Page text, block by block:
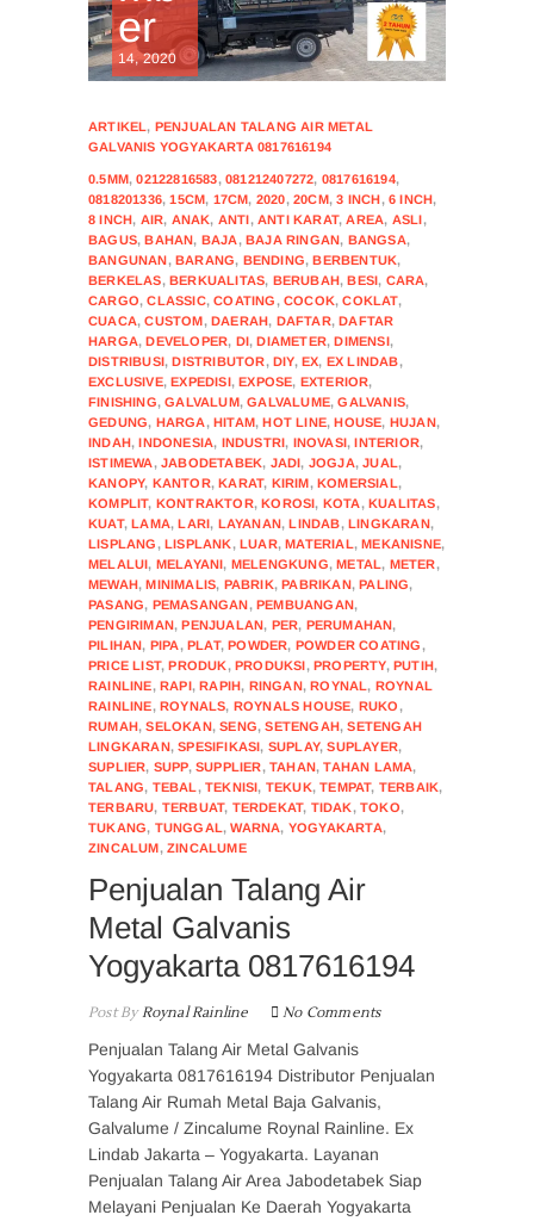
er
14, 2020
ARTIKEL, PENJUALAN TALANG AIR METAL
GALVANIS YOGYAKARTA 0817616194
0.5MM,02122816583,081212407272, 0817616194,
0818201336,15CM, 17CM, 2020,20CM,3 INCH, 6 INCH,
8 INCH, AIR, ANAK, ANTI,ANTI KARAT,AREA, ASLI,
BAGUS,BAHAN, BAJA,BAJA RINGAN, BANGSA,
BANGUNAN,BARANG, BENDING,BERBENTUK,
BERKELAS,BERKUALITAS, BERUBAH,BESI, CARA,
CARGO,CLASSIC,COATING ,COCOK,COKLAT,
CUACA,CUSTOM,DAERAH, DAFTAR,DAFTAR
HARGA,DEVELOPER, DI,DIAMETER,DIMENSI,
DISTRIBUSI,DISTRIBUTOR,DIY,EX, EX LINDAB,
EXCLUSIVE,EXPEDISI,EXPOSE, EXTERIOR,
FINISHING,GALVALUM,GALVALUME,GALVANIS,
GEDUNG, HARGA,HITAM,HOT LINE,HOUSE, HUJAN,
INDAH,INDONESIA, INDUSTRI, INOVASI,INTERIOR,
ISTIMEWA,JABODETABEK, JADI, JOGJA,JUAL,
KANOPY, KANTOR,KARAT, KIRIM,KOMERSIAL,
KOMPLIT, KONTRAKTOR,KOROSI, KOTA,KUALITAS,
KUAT,LAMA,LARI, LAYANAN,LINDAB,LINGKARAN,
LISPLANG ,LISPLANK,LUAR,MATERIAL,MEKANISNE,
MELALUI, MELAYANI, MELENGKUNG,METAL, METER,
MEWAH,MINIMALIS, PABRIK,PABRIKAN,PALING,
PASANG, PEMASANGAN,PEMBUANGAN,
PENGIRIMAN,PENJUALAN, PER, PERUMAHAN,
PILIHAN, PIPA,PLAT,POWDER, POWDER COATING ,
PRICE LIST,PRODUK,PRODUKSI,PROPERTY,PUTIH,
RAINLINE,RAPI,RAPIH, RINGAN,ROYNAL, ROYNAL
RAINLINE,ROYNALS, ROYNALS HOUSE, RUKO ,
RUMAH,SELOKAN,SENG,SETENGAH,SETENGAH
LINGKARAN,SPESIFIKASI, SUPLAY,SUPLAYER,
SUPLIER, SUPP,SUPPLIER,TAHAN,TAHAN LAMA,
TALANG, TEBAL ,TEKNISI, TEKUK,TEMPAT, TERBAIK,
TERBARU, TERBUAT, TERDEKAT, TIDAK,TOKO,
TUKANG, TUNGGAL,WARNA, YOGYAKARTA,
ZINCALUM,ZINCALUME
Penjualan Talang Air
Metal Galvanis
Yogyakarta 0817616194
Post ByRoynal Rainline No Comments
Penjualan Talang Air Metal Galvanis
Yogyakarta 0817616194 Distributor Penjualan
Talang Air Rumah Metal Baja Galvanis,
Galvalume / Zincalume Roynal Rainline. Ex
Lindab Jakarta – Yogyakarta. Layanan
Penjualan Talang Air Area Jabodetabek Siap
Melayani Penjualan Ke Daerah Yogyakarta